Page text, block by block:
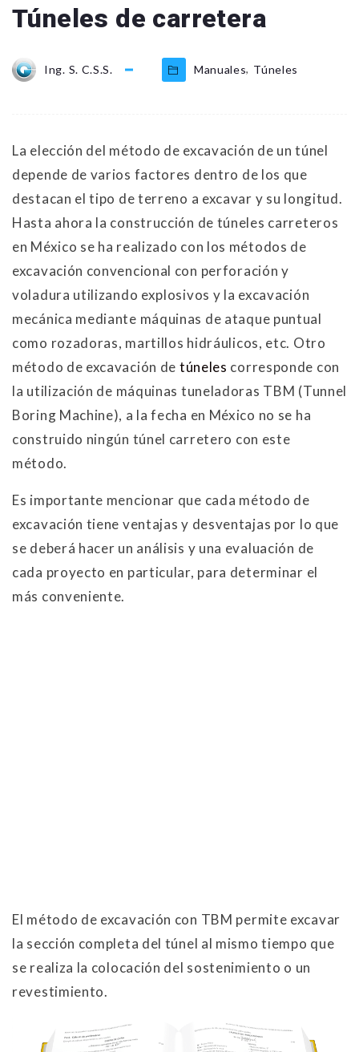
Túneles de carretera
Ing. S. C.S.S. Manuales, Túneles
La elección del método de excavación de un túnel
depende de varios factores dentro de los que
destacan el tipo de terreno a excavar y su longitud.
Hasta ahora la construcción de túneles carreteros
en México se ha realizado con los métodos de
excavación convencional con perforación y
voladura utilizando explosivos y la excavación
mecánica mediante máquinas de ataque puntual
como rozadoras, martillos hidráulicos, etc. Otro
método de excavación de túneles corresponde con
la utilización de máquinas tuneladoras TBM (Tunnel
Boring Machine), a la fecha en México no se ha
construido ningún túnel carretero con este
método.
Es importante mencionar que cada método de
excavación tiene ventajas y desventajas por lo que
se deberá hacer un análisis y una evaluación de
cada proyecto en particular, para determinar el
más conveniente.
El método de excavación con TBM permite excavar
la sección completa del túnel al mismo tiempo que
se realiza la colocación del sostenimiento o un
revestimiento.